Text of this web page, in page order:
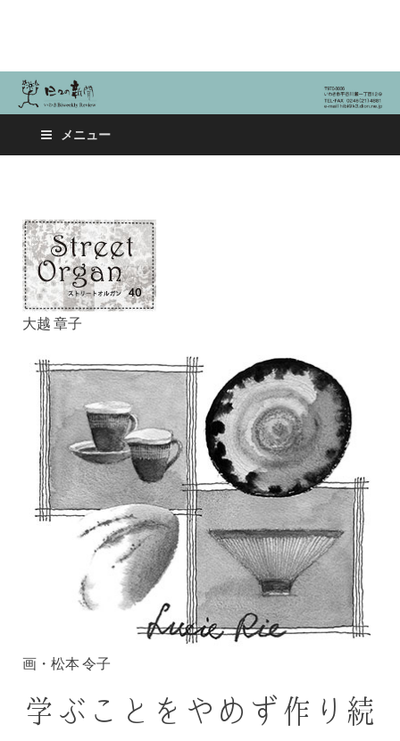
日々の新聞
メニュー
大越 章子
画・松本 令子
学ぶことをやめず作り続